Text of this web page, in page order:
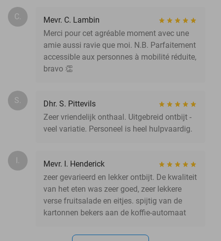
C.
Mevr. C. Lambin
Merci pour cet agréable moment avec une
amie aussi ravie que moi. N.B. Parfaitement
accessible aux personnes à mobilité réduite,
bravo 👏
S.
Dhr. S. Pittevils
Zeer vriendelijk onthaal. Uitgebreid ontbijt -
veel variatie. Personeel is heel hulpvaardig.
I.
Mevr. I. Henderick
zeer gevarieerd en lekker ontbijt. De kwaliteit
van het eten was zeer goed, zeer lekkere
verse fruitsalade en eitjes. spijtig van de
kartonnen bekers aan de koffie-automaat